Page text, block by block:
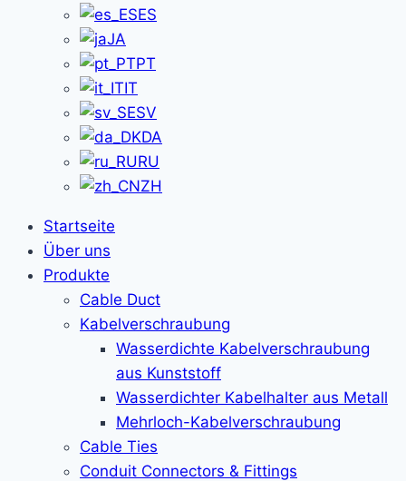
ES
JA
PT
IT
SV
DA
RU
ZH
Startseite
Über uns
Produkte
Cable Duct
Kabelverschraubung
Wasserdichte Kabelverschraubung
aus Kunststoff
Wasserdichter Kabelhalter aus Metall
Mehrloch-Kabelverschraubung
Cable Ties
Conduit Connectors & Fittings